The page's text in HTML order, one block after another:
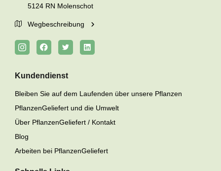
5124 RN Molenschot
Wegbeschreibung
Kundendienst
Bleiben Sie auf dem Laufenden über unsere Pflanzen
PflanzenGeliefert und die Umwelt
Über PflanzenGeliefert / Kontakt
Blog
Arbeiten bei PflanzenGeliefert